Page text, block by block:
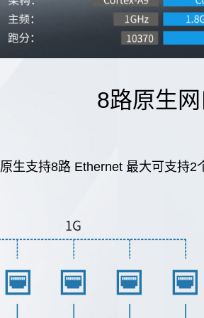
8路原生网
原生支持8路 Ethernet 最大可支持2